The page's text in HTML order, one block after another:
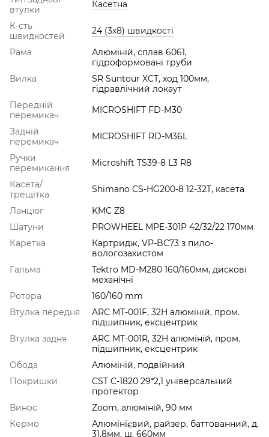
втулки
Касетна
К-сть
швидкостей
24 (3х8) швидкості
Рама
Алюміній, сплав 6061,
гідроформовані труби
Вилка
SR Suntour XCT, ход 100мм,
гідравлічний локаут
Передній
перемикач
MICROSHIFT FD-M30
Задній
перемикач
MICROSHIFT RD-M36L
Ручки
перемикання
Microshift TS39-8 L3 R8
Касета/
трещітка
Shimano CS-HG200-8 12-32T, касета
Ланцюг
KMC Z8
Шатуни
PROWHEEL MPE-301P 42/32/22 170мм
Каретка
Картридж, VP-BC73 з пило-
вологозахистом
Гальма
Tektro MD-M280 160/160мм, дискові
механічні
Ротора
160/160 mm
Втулка передня
ARC MT-001F, 32H алюміній, пром.
підшипник, ексцентрик
Втулка задня
ARC MT-001R, 32H алюміній, пром.
підшипник, ексцентрик
Обода
Aлюміній, подвійний
Покришки
CST C-1820 29*2,1 універсальний
протектор
Винос
Zoom, алюміній, 90 мм
Кермо
Алюмінієвий, райзер, баттованний, д.
31,8мм, ш. 660мм